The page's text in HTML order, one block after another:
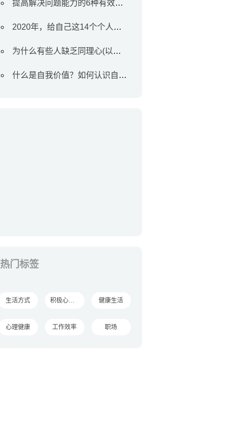
提高解决问题能力的6种有效方法
2020年，给自己这14个个人目标
为什么有些人缺乏同理心(以及如何对待他们)
什么是自我价值？如何认识自我价值
热门标签
生活方式 积极心理学 健康生活
心理健康 工作效率 职场